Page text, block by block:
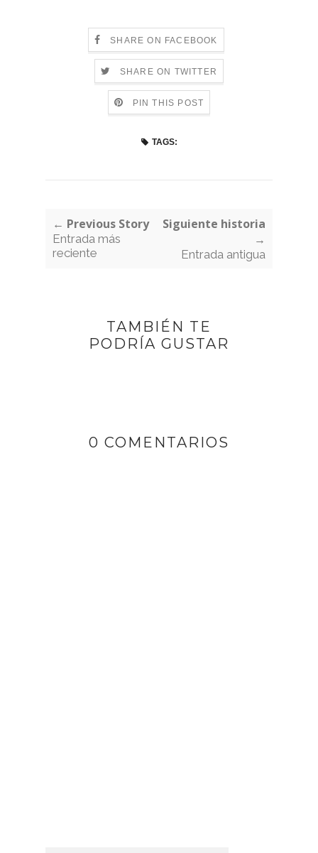
SHARE ON FACEBOOK
SHARE ON TWITTER
PIN THIS POST
TAGS:
← Previous Story
Entrada más
reciente
Siguiente historia
→
Entrada antigua
TAMBIÉN TE
PODRÍA GUSTAR
0 COMENTARIOS